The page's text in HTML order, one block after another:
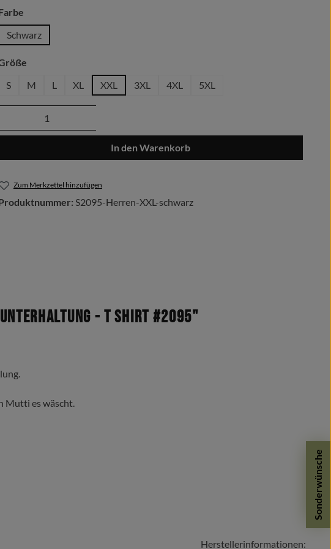
auswählen
Schwarz
auswählen
S
M L XL XXL 3XL 4XL 5XL
Produkt Anzahl: Gib den gewünschten Wert ein
In den Warenkorb
Zum Merkzettel hinzufügen
S2095-Herren-XXL-schwarz
Sonderwünsche
- T Shirt #2095"
Mutti es wäscht.
Herstellerinformationen: